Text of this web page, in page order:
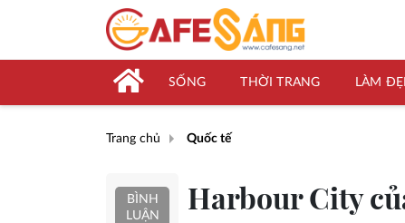
SỐNG THỜI TRANG LÀM
Trang chủ Quốc tế
BÌNH
LUẬN
Harbour City